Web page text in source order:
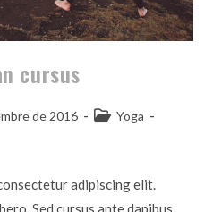
cursus
de 2016
Yoga
adipiscing elit.
Sed cursus ante dapibus